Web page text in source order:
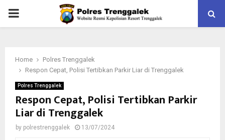
PRIMARY
Home
Polres Trenggalek
Respon Cepat, Polisi Tertibkan Parkir Liar di Trenggalek
Polres Trenggalek
Respon Cepat, Polisi Tertibkan Parkir
Liar di Trenggalek
by polrestrenggalek 13/07/2024